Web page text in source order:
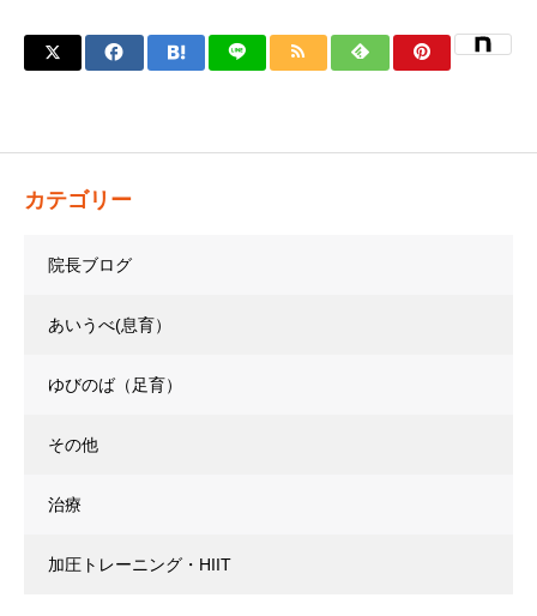
カテゴリー
院長ブログ
あいうべ(息育）
ゆびのば（足育）
その他
治療
加圧トレーニング・HIIT